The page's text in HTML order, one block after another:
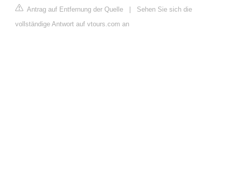
Antrag auf Entfernung der Quelle | Sehen Sie sich die
vollständige Antwort auf vtours.com an